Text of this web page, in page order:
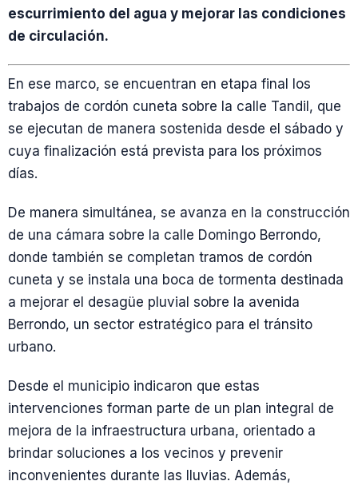
escurrimiento del agua y mejorar las condiciones
de circulación.
En ese marco, se encuentran en etapa final los
trabajos de cordón cuneta sobre la calle Tandil, que
se ejecutan de manera sostenida desde el sábado y
cuya finalización está prevista para los próximos
días.
De manera simultánea, se avanza en la construcción
de una cámara sobre la calle Domingo Berrondo,
donde también se completan tramos de cordón
cuneta y se instala una boca de tormenta destinada
a mejorar el desagüe pluvial sobre la avenida
Berrondo, un sector estratégico para el tránsito
urbano.
Desde el municipio indicaron que estas
intervenciones forman parte de un plan integral de
mejora de la infraestructura urbana, orientado a
brindar soluciones a los vecinos y prevenir
inconvenientes durante las lluvias. Además,